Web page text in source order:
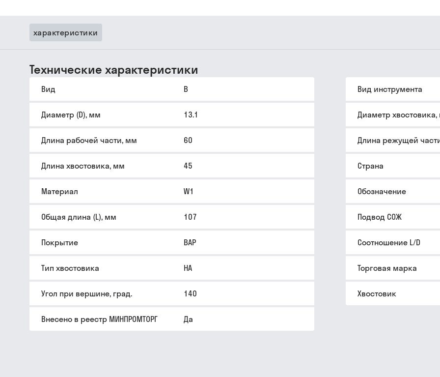
характеристики
Технические характеристики
Вид B Вид инструмента
Диаметр (D), мм 13.1 Диаметр
Длина рабочей части, мм 60 Длина режущей
Длина хвостовика, мм 45 Страна
Материал W1 Обозначение
Общая длина (L), мм 107 Подвод СОЖ
Покрытие BAP Соотношение L/D
Тип хвостовика HA Торговая марка
Угол при вершине, град. 140 Хвостовик
Внесено в реестр МИНПРОМТОРГ Да